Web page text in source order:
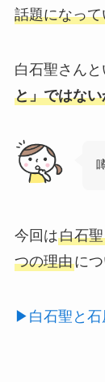
話題になっ
白石聖さんと
と」ではない
今回は白石
つの理由に
▶白石聖と石